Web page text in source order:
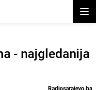
- najgledanija
Radiosarajevo.ba